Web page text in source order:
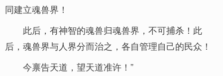
同建立魂兽界！
此后，有神智的魂兽归魂兽界，不可捕杀！此
后，魂兽界与人界分而治之，各自管理自己的民众！
今禀告天道，望天道准许！”